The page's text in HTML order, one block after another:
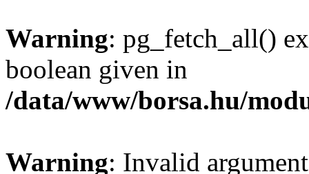
Warning: pg_fetch_all()
boolean given in
/data/www/borsa.hu/
Warning: Invalid